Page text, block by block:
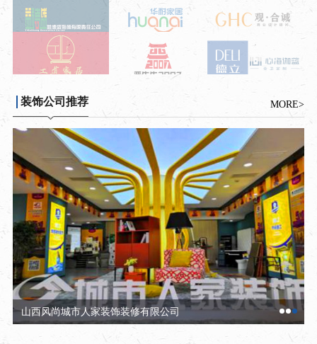
装饰公司推荐 MORE>
山西风尚城市人家装饰装修有限公司